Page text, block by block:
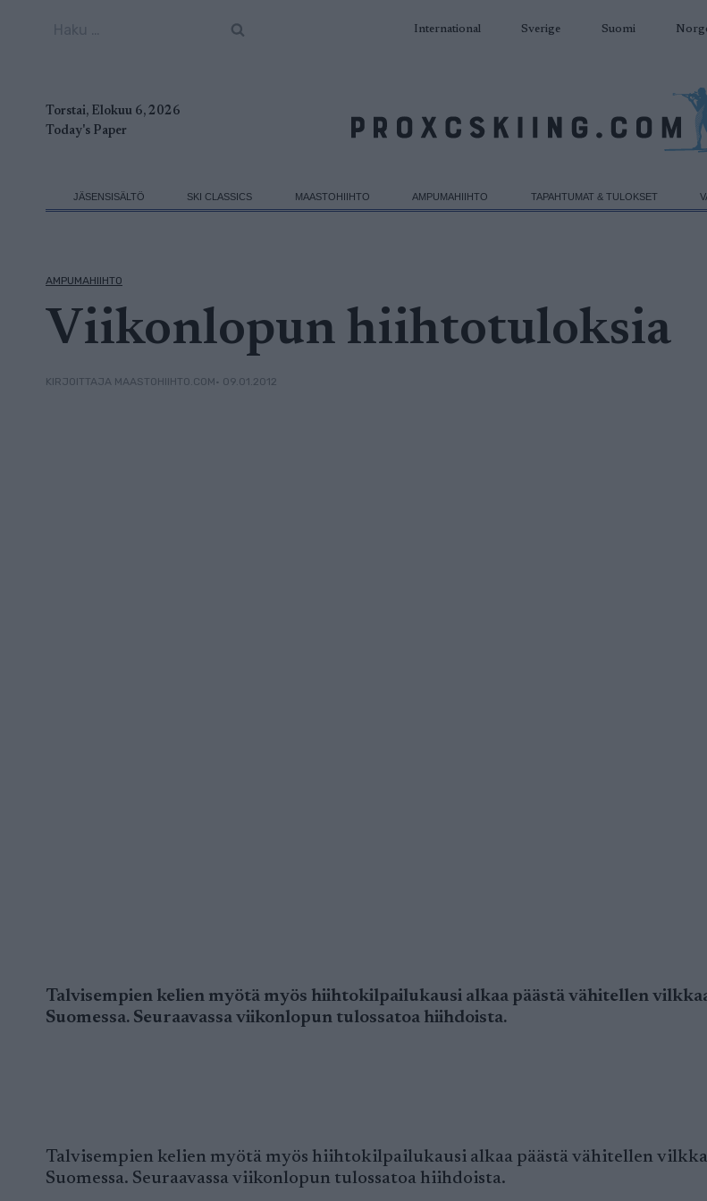
International Sverige Suomi
Torstai, Elokuu 6, 2026
Today's Paper
JÄSENSISÄLTÖ SKI CLASSICS MAASTOHIIHTO AMPUMAHIIHTO TAPAHTUMAT & TULOKSET
AMPUMAHIIHTO
Viikonlopun hiihtotuloksia
KIRJOITTAJA MAASTOHIIHTO.COM• 09.01.2012
Talvisempien kelien myötä myös hiihtokilpailukausi alkaa päästä vähitellen
Suomessa. Seuraavassa viikonlopun tulossatoa hiihdoista.
Talvisempien kelien myötä myös hiihtokilpailukausi alkaa päästä vähitellen
Suomessa. Seuraavassa viikonlopun tulossatoa hiihdoista.